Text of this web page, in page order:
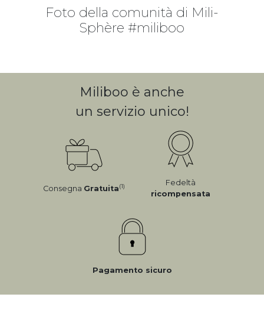
Foto della comunità di Mili-
Sphère #miliboo
Miliboo è anche
un servizio unico!
Consegna Gratuita(1)
Fedeltà
ricompensata
Pagamento sicuro